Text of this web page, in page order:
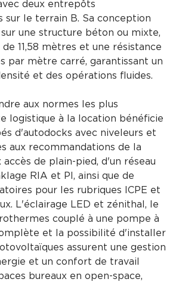
deux entrepôts
sur le terrain B. Sa conception
une structure béton ou mixte,
11,58 mètres et une résistance
par mètre carré, garantissant un
et des opérations fluides.
aux normes les plus
logistique à la location bénéficie
d'autodocks avec niveleurs et
aux recommandations de la
accès de plain-pied, d'un réseau
RIA et PI, ainsi que de
pour les rubriques ICPE et
L'éclairage LED et zénithal, le
couplé à une pompe à
et la possibilité d'installer
assurent une gestion
et un confort de travail
bureaux en open-space,